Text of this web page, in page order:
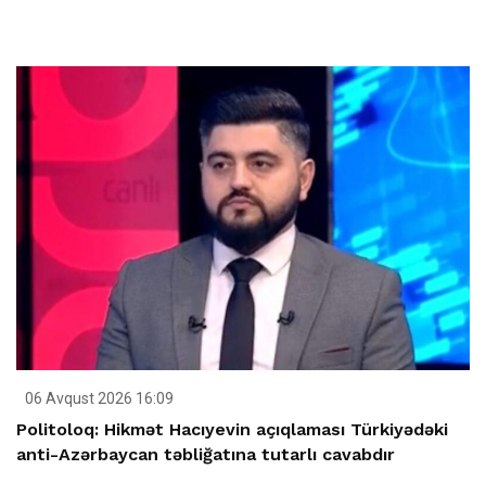
06 Avqust 2026 16:09
Politoloq: Hikmət Hacıyevin açıqlaması Türkiyədəki
anti-Azərbaycan təbliğatına tutarlı cavabdır